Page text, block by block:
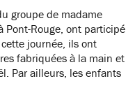
groupe de madame
Pont-Rouge, ont participé
journée, ils ont
fabriquées à la main et
Par ailleurs, les enfants